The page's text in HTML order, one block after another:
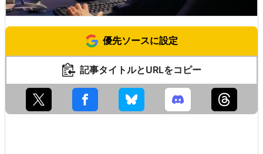
優先ソースに設定
記事タイトルとURLをコピー